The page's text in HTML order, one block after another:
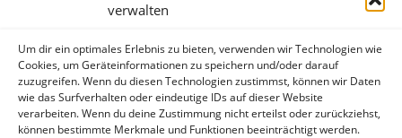
verwalten
Um dir ein optimales Erlebnis zu bieten, verwenden wir Technologien wie
Cookies, um Geräteinformationen zu speichern und/oder darauf
zuzugreifen. Wenn du diesen Technologien zustimmst, können wir Daten
wie das Surfverhalten oder eindeutige IDs auf dieser Website
verarbeiten. Wenn du deine Zustimmung nicht erteilst oder zurückziehst,
können bestimmte Merkmale und Funktionen beeinträchtigt werden.
FÖRMLICHES
Kontakt